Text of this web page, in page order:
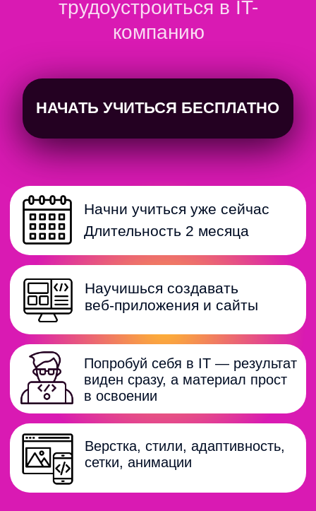
Научишься создавать
виден сразу, а материал прост